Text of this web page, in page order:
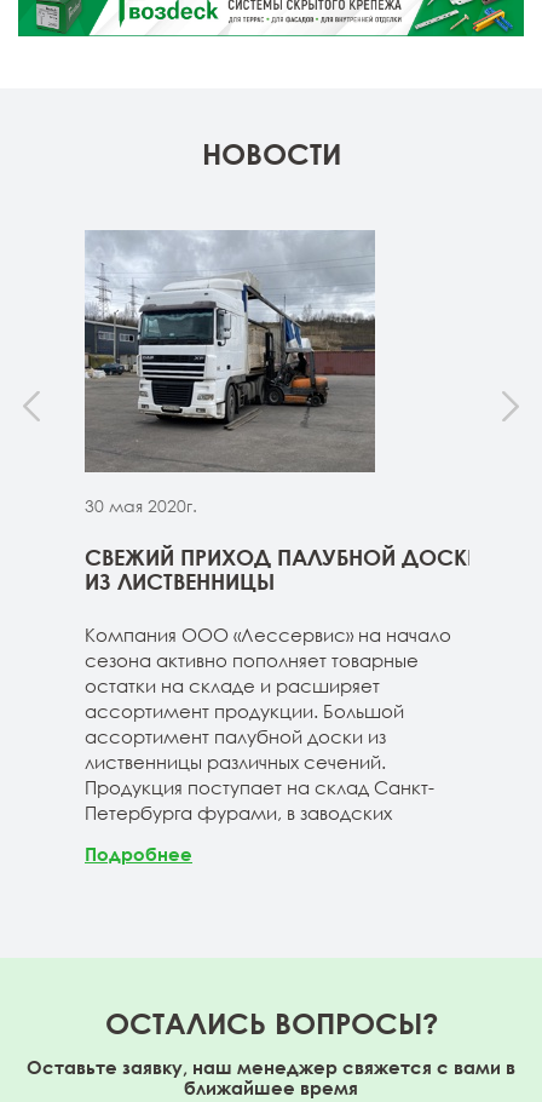
НОВОСТИ
30 мая 2020г.
СВЕЖИЙ ПРИХОД ПАЛУБНОЙ ДОСКИ
ИЗ ЛИСТВЕННИЦЫ
Компания ООО «Лессервис» на начало
сезона активно пополняет товарные
остатки на складе и расширяет
ассортимент продукции. Большой
ассортимент палубной доски из
лиственницы различных сечений.
Продукция поступает на склад Санкт-
Петербурга фурами, в заводских
Подробнее
ОСТАЛИСЬ ВОПРОСЫ?
Оставьте заявку, наш менеджер свяжется с вами в
ближайшее время